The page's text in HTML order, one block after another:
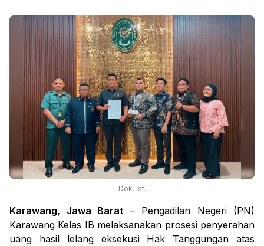
Dok. Ist.
Karawang, Jawa Barat – Pengadilan Negeri (PN)
Karawang Kelas IB melaksanakan prosesi penyerahan
uang hasil lelang eksekusi Hak Tanggungan atas